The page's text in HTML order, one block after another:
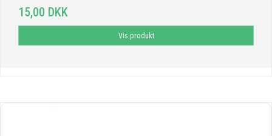
15,00 DKK
Vis produkt